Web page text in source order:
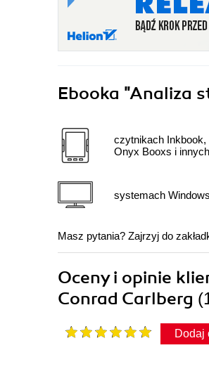
Ebooka "Analiza
czytnikach Inkbook,
Onyx Booxs i innych
systemach
Masz pytania? Zajrzyj do
Oceny i opinie
Conrad Carlberg
Dodaj